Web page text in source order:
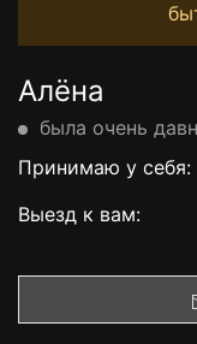
Алёна
была очень
Принимаю у себя:
Выезд к вам: